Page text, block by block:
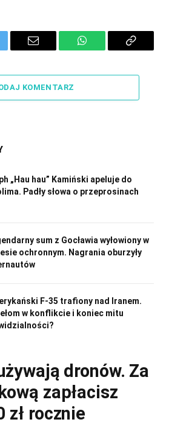
Email WhatsAppCopy
KOMENTARZ
„Hau hau” Kamiński apeluje do
Padły słowa o przeprosinach
sum z Gocławia wyłowiony w
ochronnym. Nagrania oburzyły
F-35 trafiony nad Iranem.
w konflikcie i koniec mitu
dronów. Za
zapłacisz
zł rocznie